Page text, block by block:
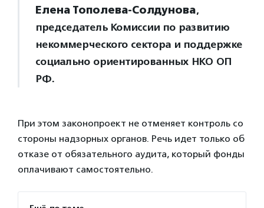
Елена Тополева-Солдунова,
председатель Комиссии по развитию
некоммерческого сектора и поддержке
социально ориентированных НКО ОП
РФ.
При этом законопроект не отменяет контроль со
стороны надзорных органов. Речь идет только об
отказе от обязательного аудита, который фонды
оплачивают самостоятельно.